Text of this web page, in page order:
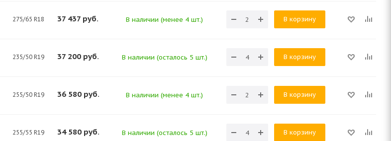
275/65 R18 37 437 руб. В наличии (менее 4 шт.) В корзину
235/50 R19 37 200 руб. В наличии (осталось 5 шт.) В корзину
255/50 R19 36 580 руб. В наличии (менее 4 шт.) В корзину
255/55 R19 34 580 руб. В наличии (осталось 5 шт.) В корзину